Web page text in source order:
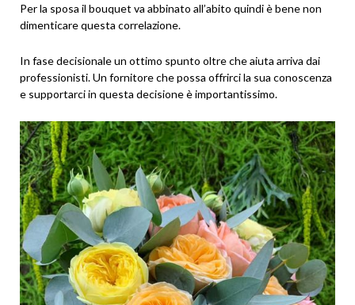
Per la sposa il bouquet va abbinato all’abito quindi è bene non
dimenticare questa correlazione.
In fase decisionale un ottimo spunto oltre che aiuta arriva dai
professionisti. Un fornitore che possa offrirci la sua conoscenza
e supportarci in questa decisione è importantissimo.